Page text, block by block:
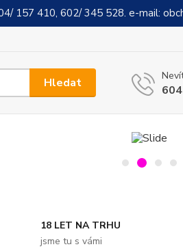
157 410, 602/ 345 528. e-mail:
Hledat
18 LET NA TRHU
jsme tu s vámi